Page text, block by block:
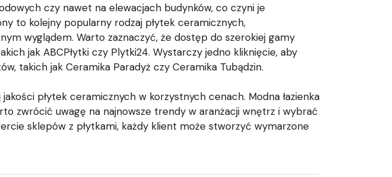
czy nawet na elewacjach budynków, co czyni je
to kolejny popularny rodzaj płytek ceramicznych,
wyglądem. Warto zaznaczyć, że dostęp do szerokiej gamy
jak ABCPłytki czy Plytki24. Wystarczy jedno kliknięcie, aby
takich jak Ceramika Paradyż czy Ceramika Tubądzin.
płytek ceramicznych w korzystnych cenach. Modna łazienka
zwrócić uwagę na najnowsze trendy w aranżacji wnętrz i wybrać
sklepów z płytkami, każdy klient może stworzyć wymarzone